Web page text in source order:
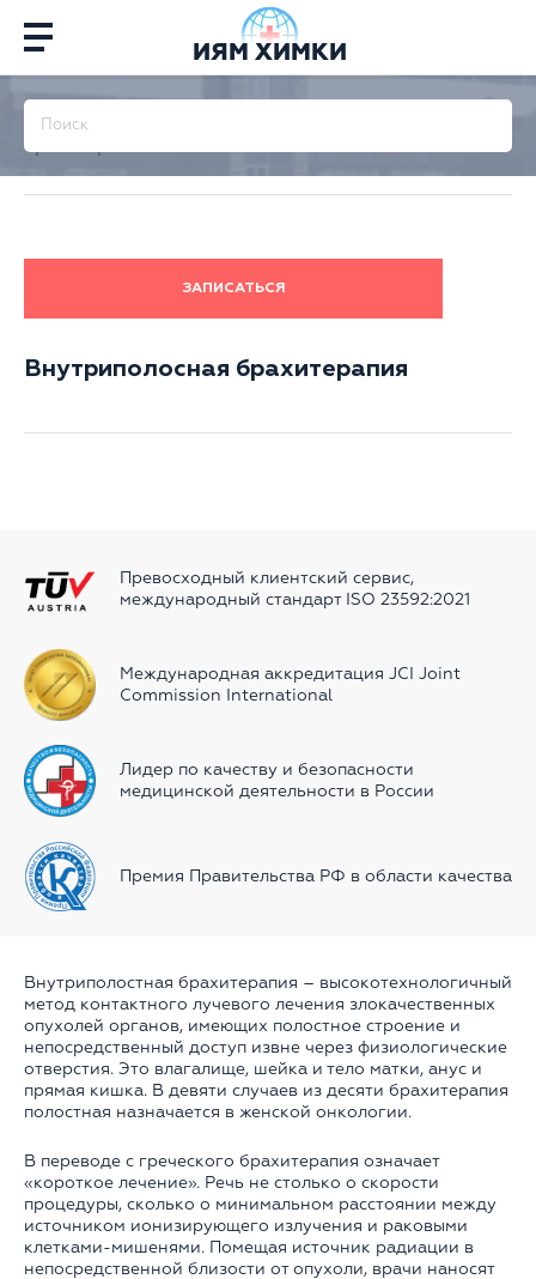
ИЯМ ХИМКИ
Главная
брахитерапия
ЗАПИСАТЬСЯ
Внутриполосная брахитерапия
Превосходный клиентский сервиc,
международный стандарт ISO 23592:2021
Международная аккредитация JCI Joint
Commission International
Лидер по качеству и безопасности
медицинской деятельности в России
Премия Правительства РФ в области качества
Внутриполостная брахитерапия – высокотехнологичный
метод контактного лучевого лечения злокачественных
опухолей органов, имеющих полостное строение и
непосредственный доступ извне через физиологические
отверстия. Это влагалище, шейка и тело матки, анус и
прямая кишка. В девяти случаев из десяти брахитерапия
полостная назначается в женской онкологии.
В переводе с греческого брахитерапия означает
«короткое лечение». Речь не столько о скорости
процедуры, сколько о минимальном расстоянии между
источником ионизирующего излучения и раковыми
клетками-мишенями. Помещая источник радиации в
непосредственной близости от опухоли, врачи наносят